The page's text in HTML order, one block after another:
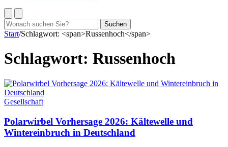
Suchen
nach:
Suchen
Start/Schlagwort: <span>Russenhoch</span>
Schlagwort: Russenhoch
Gesellschaft
Polarwirbel Vorhersage 2026: Kältewelle und
Wintereinbruch in Deutschland